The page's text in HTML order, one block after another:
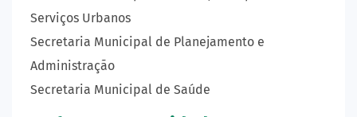
Serviços Urbanos
Secretaria Municipal de Planejamento e
Administração
Secretaria Municipal de Saúde